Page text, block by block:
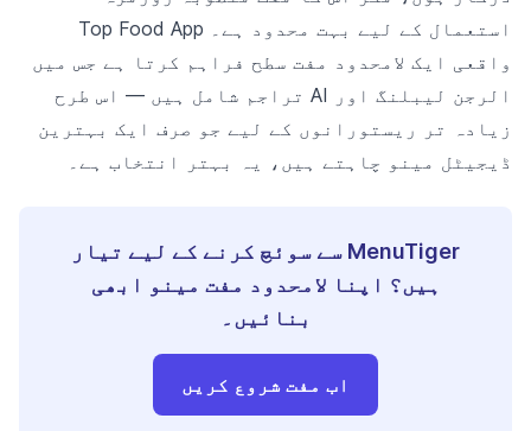
استعمال کے لیے بہت محدود ہے۔ Top Food App
واقعی ایک لامحدود مفت سطح فراہم کرتا ہے جس میں
الرجن لیبلنگ اور AI تراجم شامل ہیں — اس طرح
زیادہ تر ریستورانوں کے لیے جو صرف ایک بہترین
ڈیجیٹل مینو چاہتے ہیں، یہ بہتر انتخاب ہے۔
MenuTiger سے سوئچ کرنے کے لیے تیار
ہیں؟ اپنا لامحدود مفت مینو ابھی
بنائیں۔
اب مفت شروع کریں